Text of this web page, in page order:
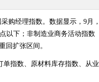
购经理指数。数据显示，9月，
以下；非制造业商务活动指数
回扩张区间。
指数、原材料库存指数、从业